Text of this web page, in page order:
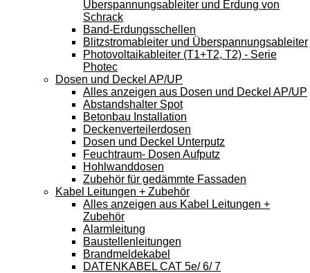
Überspannungsableiter und Erdung von
Schrack
Band-Erdungsschellen
Blitzstromableiter und Überspannungsableiter
Photovoltaikableiter (T1+T2, T2) - Serie
Photec
Dosen und Deckel AP/UP
Alles anzeigen aus Dosen und Deckel AP/UP
Abstandshalter Spot
Betonbau Installation
Deckenverteilerdosen
Dosen und Deckel Unterputz
Feuchtraum- Dosen Aufputz
Hohlwanddosen
Zubehör für gedämmte Fassaden
Kabel Leitungen + Zubehör
Alles anzeigen aus Kabel Leitungen +
Zubehör
Alarmleitung
Baustellenleitungen
Brandmeldekabel
DATENKABEL CAT 5e/ 6/ 7